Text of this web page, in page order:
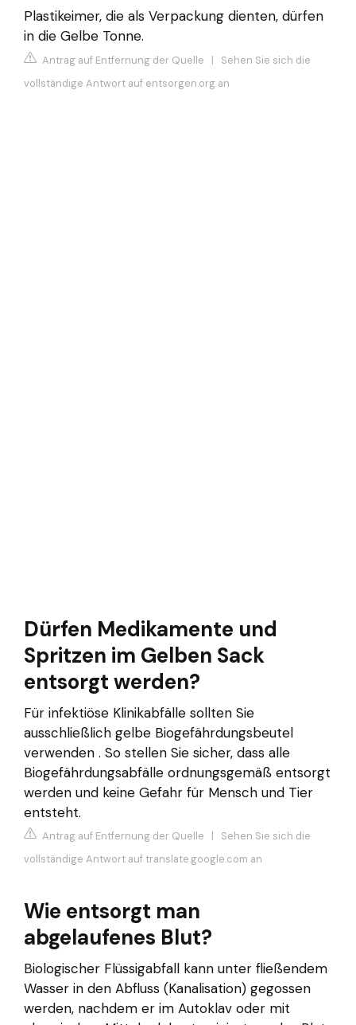
Plastikeimer, die als Verpackung dienten, dürfen
in die Gelbe Tonne.
Antrag auf Entfernung der Quelle | Sehen Sie sich die
vollständige Antwort auf entsorgen.org an
Dürfen Medikamente und
Spritzen im Gelben Sack
entsorgt werden?
Für infektiöse Klinikabfälle sollten Sie
ausschließlich gelbe Biogefährdungsbeutel
verwenden . So stellen Sie sicher, dass alle
Biogefährdungsabfälle ordnungsgemäß entsorgt
werden und keine Gefahr für Mensch und Tier
entsteht.
Antrag auf Entfernung der Quelle | Sehen Sie sich die
vollständige Antwort auf translate.google.com an
Wie entsorgt man
abgelaufenes Blut?
Biologischer Flüssigabfall kann unter fließendem
Wasser in den Abfluss (Kanalisation) gegossen
werden, nachdem er im Autoklav oder mit